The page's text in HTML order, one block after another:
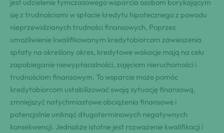
jest udzielenie tymczasowego wsparcia osobom borykającym
się z trudnościami w spłacie kredytu hipotecznego z powodu
nieprzewidzianych trudności finansowych. Poprzez
umożliwienie kwalifikowanym kredytobiorcom zawieszenia
spłaty na określony okres, kredytowe wakacje mają na celu
zapobieganie niewypłacalności, zajęciom nieruchomości i
trudnościom finansowym. To wsparcie może pomóc
kredytobiorcom ustabilizować swoją sytuację finansową,
zmniejszyć natychmiastowe obciążenia finansowe i
potencjalnie uniknąć długoterminowych negatywnych
konsekwencji. Jednakże istotne jest rozważenie kwalifikacji i